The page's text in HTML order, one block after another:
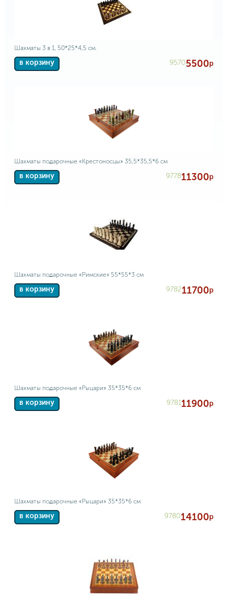
Шахматы 3 в 1, 50*25*4,5 см.
в корзину 95705500р
Шахматы подарочные «Крестоносцы» 35,5*35,5*6 см
в корзину 977811300р
Шахматы подарочные «Римские» 55*55*3 см
в корзину 978211700р
Шахматы подарочные «Рыцари» 35*35*6 см
в корзину 978111900р
Шахматы подарочные «Рыцари» 35*35*6 см
в корзину 978014100р